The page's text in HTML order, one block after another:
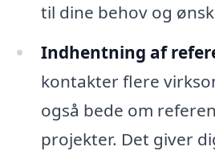
til dine behov og
Indhentning af
kontakter flere
også bede om
projekter. Det giver